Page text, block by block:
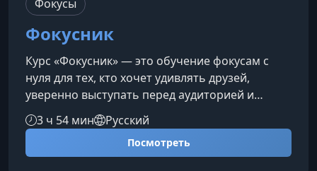
Фокусы
Фокусник
Курс «Фокусник» — это обучение фокусам с
нуля для тех, кто хочет удивлять друзей,
уверенно выступать перед аудиторией и
создавать эффект настоящей магии своими
руками. Вы освоите карточные трюки, фокусы с
монетами, купюрами и небольшими
предметами, а также научитесь управлять
3 ч 54 мин Русский
Посмотреть